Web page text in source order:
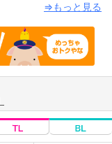
⇒もっと見る